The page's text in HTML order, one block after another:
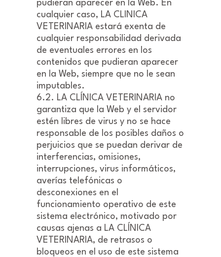
pudieran aparecer en la Web. En
cualquier caso, LA CLINICA
VETERINARIA estará exenta de
cualquier responsabilidad derivada
de eventuales errores en los
contenidos que pudieran aparecer
en la Web, siempre que no le sean
imputables.
6.2. LA CLÍNICA VETERINARIA no
garantiza que la Web y el servidor
estén libres de virus y no se hace
responsable de los posibles daños o
perjuicios que se puedan derivar de
interferencias, omisiones,
interrupciones, virus informáticos,
averías telefónicas o
desconexiones en el
funcionamiento operativo de este
sistema electrónico, motivado por
causas ajenas a LA CLÍNICA
VETERINARIA, de retrasos o
bloqueos en el uso de este sistema